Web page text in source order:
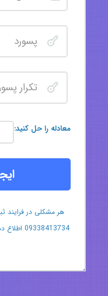
:معادله را حل کنید
هر مشکلی در فرایند